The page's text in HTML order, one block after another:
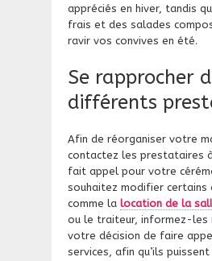
appréciés en hiver, tandis
frais et des salades
ravir vos convives en été.
​Se rapprocher
différents
Afin de réorganiser votre
contactez les prestataires
fait appel pour votre
souhaitez modifier certains
comme la location de la
ou le traiteur, informez-les
votre décision de faire
services, afin qu’ils